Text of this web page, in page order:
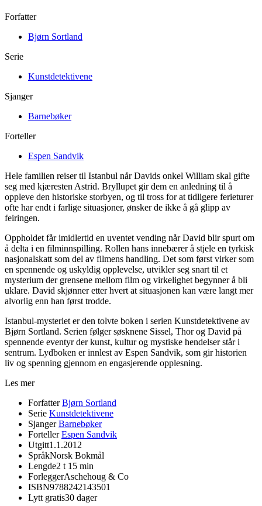
Forfatter
Bjørn Sortland
Serie
Kunstdetektivene
Sjanger
Barnebøker
Forteller
Espen Sandvik
Hele familien reiser til Istanbul når Davids onkel William skal gifte
seg med kjæresten Astrid. Bryllupet gir dem en anledning til å
oppleve den historiske storbyen, og til tross for at tidligere ferieturer
ofte har endt i farlige situasjoner, ønsker de ikke å gå glipp av
feiringen.
Oppholdet får imidlertid en uventet vending når David blir spurt om
å delta i en filminnspilling. Rollen hans innebærer å stjele en tyrkisk
nasjonalskatt som del av filmens handling. Det som først virker som
en spennende og uskyldig opplevelse, utvikler seg snart til et
mysterium der grensene mellom film og virkelighet begynner å bli
uklare. David skjønner etter hvert at situasjonen kan være langt mer
alvorlig enn han først trodde.
Istanbul-mysteriet er den tolvte boken i serien Kunstdetektivene av
Bjørn Sortland. Serien følger søsknene Sissel, Thor og David på
spennende eventyr der kunst, kultur og mystiske hendelser står i
sentrum. Lydboken er innlest av Espen Sandvik, som gir historien
liv og spenning gjennom en engasjerende opplesning.
Les mer
Forfatter Bjørn Sortland
Serie Kunstdetektivene
Sjanger Barnebøker
Forteller Espen Sandvik
Utgitt1.1.2012
SpråkNorsk Bokmål
Lengde2 t 15 min
ForleggerAschehoug & Co
ISBN9788242143501
Lytt gratis30 dager